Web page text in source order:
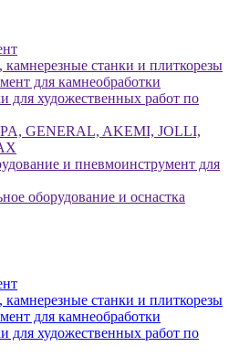
камнерезные станки и плиткорезы
для камнеобработки
для художественных работ по
GENERAL, AKEMI, JOLLI,
и пневмоинструмент для
оборудование и оснастка
камнерезные станки и плиткорезы
для камнеобработки
для художественных работ по